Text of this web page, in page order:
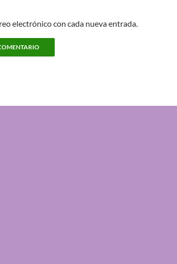
electrónico con cada nueva entrada.